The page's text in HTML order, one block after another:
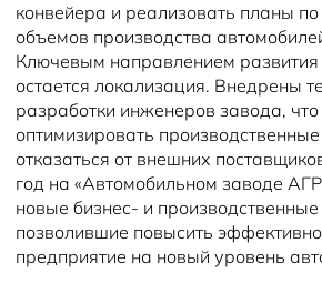
конвейера и реализовать планы
объемов производства
Ключевым направлением развития
остается локализация. Внедрены
разработки инженеров завода,
оптимизировать
отказаться от внешних
год на «Автомобильном заводе
новые бизнес- и
позволившие повысить
предприятие на новый уровень